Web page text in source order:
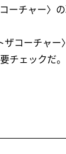
ーチャー〉
ザコーチャー
チェックだ。